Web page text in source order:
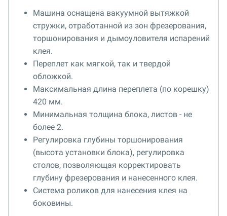
Машина оснащена вакуумной вытяжкой
стружки, отработанной из зон фрезерования,
торшонирования и дымоуловителя испарений
клея.
Переплет как мягкой, так и твердой
обложкой.
Максимальная длина переплета (по корешку)
420 мм.
Минимальная толщина блока, листов - не
более 2.
Регулировка глубины торшонирования
(высота установки блока), регулировка
столов, позволяющая корректировать
глубину фрезерования и нанесенного клея.
Система роликов для нанесения клея на
боковины.